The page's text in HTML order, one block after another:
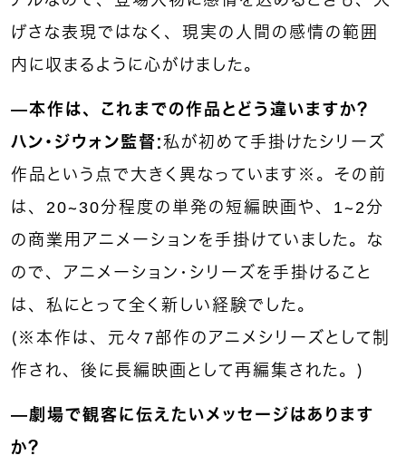
げさな表現ではなく、現実の人間の感情の範囲
内に収まるように心がけました。
—本作は、これまでの作品とどう違いますか？
ハン・ジウォン監督：私が初めて手掛けたシリーズ
作品という点で大きく異なっています※。その前
は、20～30分程度の単発の短編映画や、1～2分
の商業用アニメーションを手掛けていました。な
ので、アニメーション・シリーズを手掛けること
は、私にとって全く新しい経験でした。
（※本作は、元々7部作のアニメシリーズとして制
作され、後に長編映画として再編集された。）
—劇場で観客に伝えたいメッセージはあります
か？